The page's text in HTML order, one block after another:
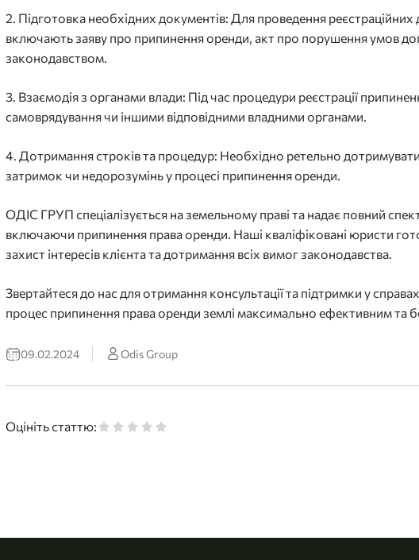
2. Підготовка необхідних документів: Для проведення
включають заяву про припинення оренди, акт про порушення умов
законодавством.
3. Взаємодія з органами влади: Під час процедури реєстрації
самоврядування чи іншими відповідними владними органами.
4. Дотримання строків та процедур: Необхідно ретельно
затримок чи недорозумінь у процесі припинення оренди.
ОДІС ГРУП спеціалізується на земельному праві та надає повний
включаючи припинення права оренди. Наші кваліфіковані юристи
захист інтересів клієнта та дотримання всіх вимог законодавства.
Звертайтеся до нас для отримання консультації та підтримки у
процес припинення права оренди землі максимально ефективним та
09.02.2024 Odis Group
Оцініть статтю: